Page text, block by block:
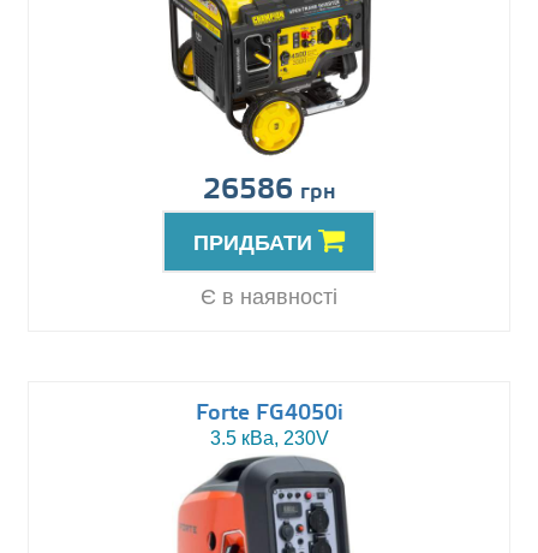
26586 грн
ПРИДБАТИ
Є в наявності
Forte FG4050i
3.5 кВа, 230V